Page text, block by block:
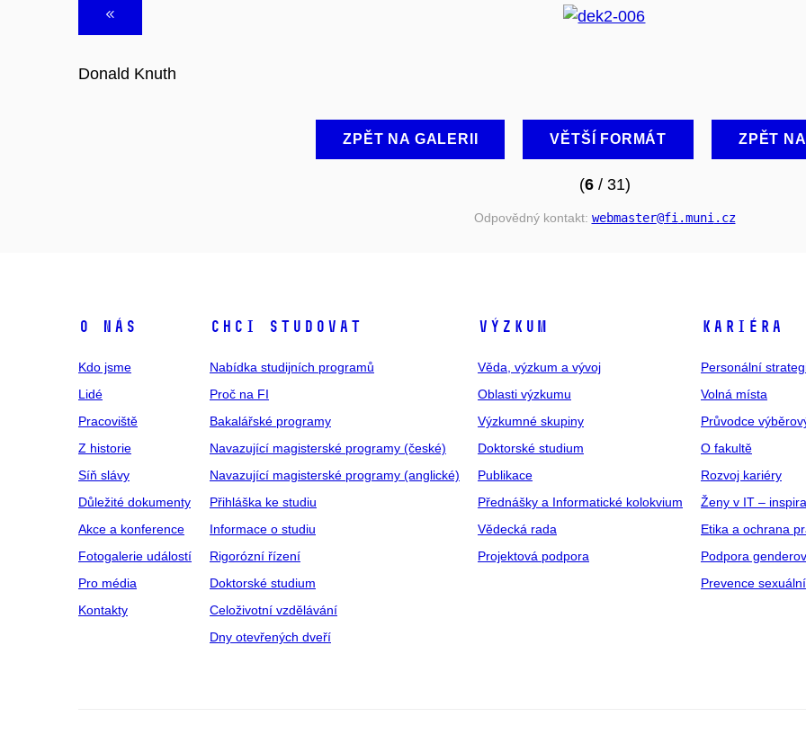
Donald Knuth
ZPĚT NA GALERII VĚTŠÍ FORMÁT ZPĚT
(6/ 31)
Odpovědný kontakt: webmaster@fi .muni .cz
O NÁS
Kdo jsme
Lidé
Pracoviště
Z historie
Síň slávy
Důležité dokumenty
Akce a konference
Fotogalerie událostí
Pro média
Kontakty
CHCI STUDOVAT
Nabídka studijních programů
Proč na FI
Bakalářské programy
Navazující magisterské programy (české)
Navazující magisterské programy (anglické)
Přihláška ke studiu
Informace o studiu
Rigorózní řízení
Doktorské studium
Celoživotní vzdělávání
Dny otevřených dveří
VÝZKUM
Věda, výzkum a vývoj
Oblasti výzkumu
Výzkumné skupiny
Doktorské studium
Publikace
Přednášky a Informatické kolokvium
Vědecká rada
Projektová podpora
KARIÉRA
Personální
Volná místa
Průvodce
O fakultě
Rozvoj kariéry
Ženy v IT –
Etika a ochrana
Podpora
Prevence